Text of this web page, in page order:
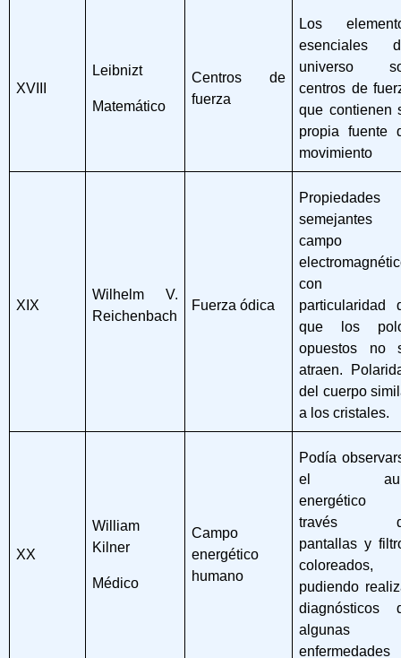
XVIII
Leibnizt
Matemático
Centros de
fuerza
Los
esenciales
universo
centros de
que contienen
propia fuente
movimiento
XIX
Wilhelm V.
Reichenbach
Fuerza ódica
Propiedades
semejantes
campo
con
particularidad
que los
opuestos no
atraen.
del cuerpo
a los cristales.
XX
William
Kilner
Médico
Campo
energético
humano
Podía
el
energético
través
pantallas y
coloreados,
pudiendo
diagnósticos
algunas
enfermedades